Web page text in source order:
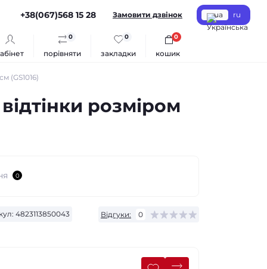
+38(067)568 15 28 Замовити дзвінок ua ru
порівняти
0
закладки
0
кошик
0
(GS1016)
розміром
0
4823113850043
Відгуки: 0